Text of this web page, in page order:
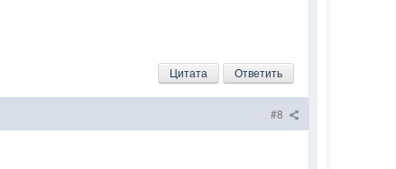
Ответить
Цитата
#8